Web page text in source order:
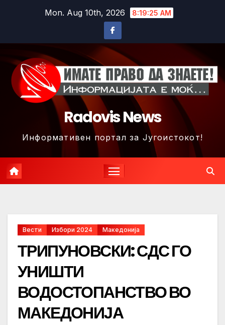
Mon. Aug 10th, 2026 8:19:28 AM
Radovis News
Информативен портал за Југоистокот!
Вести Избори 2024 Македонија
ТРИПУНОВСКИ: СДС ГО
УНИШТИ
ВОДОСТОПАНСТВО ВО
МАКЕДОНИЈА